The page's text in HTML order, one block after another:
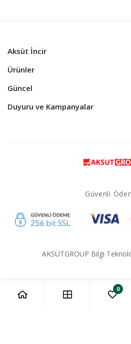
Aksüt İncir
Ürünler
Güncel
Duyuru ve Kampanyalar
Güvenli
AKSÜTGROUP Bilgi
0